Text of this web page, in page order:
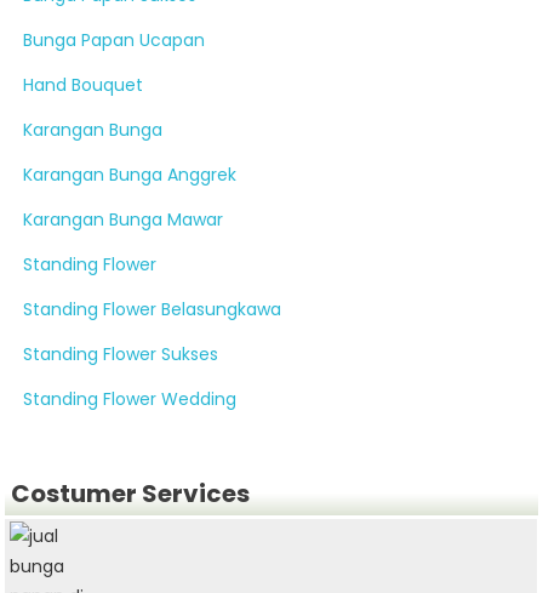
Bunga Papan Ucapan
Hand Bouquet
Karangan Bunga
Karangan Bunga Anggrek
Karangan Bunga Mawar
Standing Flower
Standing Flower Belasungkawa
Standing Flower Sukses
Standing Flower Wedding
Costumer Services